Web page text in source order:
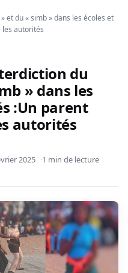
et du « simb » dans les écoles et
les autorités
du
» dans les
:Un parent
autorités
2025 1 min de lecture